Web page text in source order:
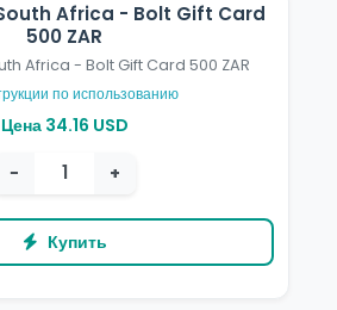
Africa - Bolt Gift Card
500 ZAR
Africa - Bolt Gift Card 500 ZAR
по использованию
Цена 34.16 USD
−
+
Купить